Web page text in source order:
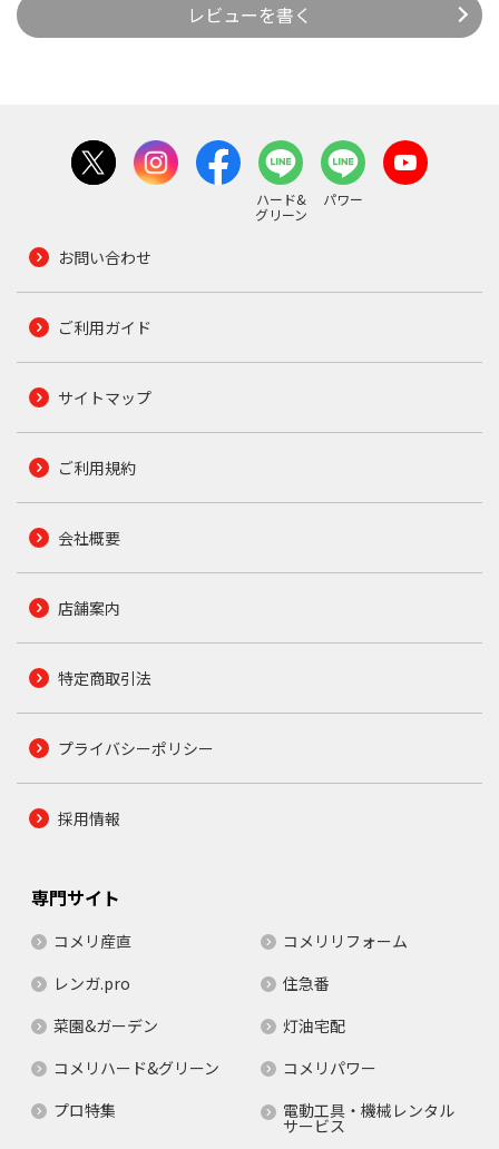
レビューを書く
ハード&
グリーン
パワー
お問い合わせ
ご利用ガイド
サイトマップ
ご利用規約
会社概要
店舗案内
特定商取引法
プライバシーポリシー
採用情報
専門サイト
コメリ産直
コメリリフォーム
レンガ.pro
住急番
菜園&ガーデン
灯油宅配
コメリハード&グリーン
コメリパワー
プロ特集
電動工具・機械レンタル
サービス